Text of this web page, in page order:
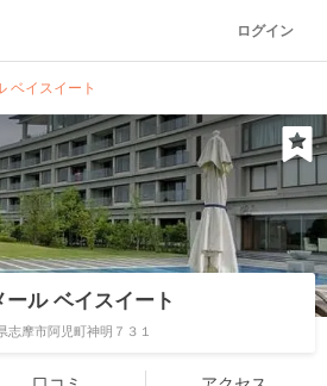
ログイン
ベイスイート
ール ベイスイート
志摩市阿児町神明７３１